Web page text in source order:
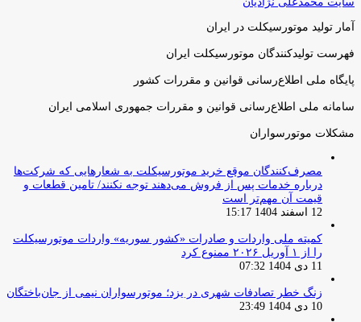
آمار تولید موتورسیکلت در ایران
فهرست تولیدکنندگان موتورسیکلت ایران
پایگاه ملی اطلاع‌رسانی قوانین و مقررات کشور
سامانه ملی اطلاع‌رسانی قوانین و مقررات جمهوری اسلامی ایران
مشکلات موتورسواران
مصرف‌کنندگان موقع خرید موتورسیکلت به شعارهایی که شرکت‌ها
درباره خدمات پس از فروش می‌دهند توجه نکنند/ تامین قطعات و
قیمت آن مهم‌تر است
12 اسفند 1404 15:17
کمیته ملی واردات و صادرات «کشور سوریه» واردات موتورسیکلت
را از ۱ آوریل ۲۰۲۶ ممنوع کرد
11 دی 1404 07:32
زنگ خطر تصادفات شهری در یزد؛ موتورسواران نیمی از جان‌باختگان
10 دی 1404 23:49